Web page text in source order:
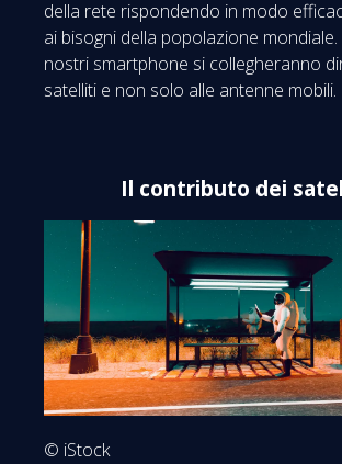
della rete rispondendo in modo
ai bisogni della popolazione
nostri smartphone si collegheranno
satelliti e non solo alle antenne mobili.
Il contributo dei
© iStock